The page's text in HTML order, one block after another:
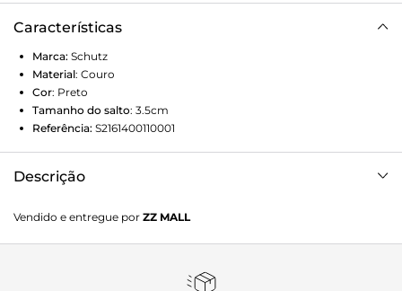
Características
Marca: Schutz
Material: Couro
Cor: Preto
Tamanho do salto: 3.5cm
Referência: S2161400110001
Descrição
elevado pelos detalhes de ilhós que adicionam uma vibe
urbana e moderna. O calce por elástico no peito do pé
solado robusto em borracha, esse calçado preto é a escolha
Vendido e entregue por ZZ MALL